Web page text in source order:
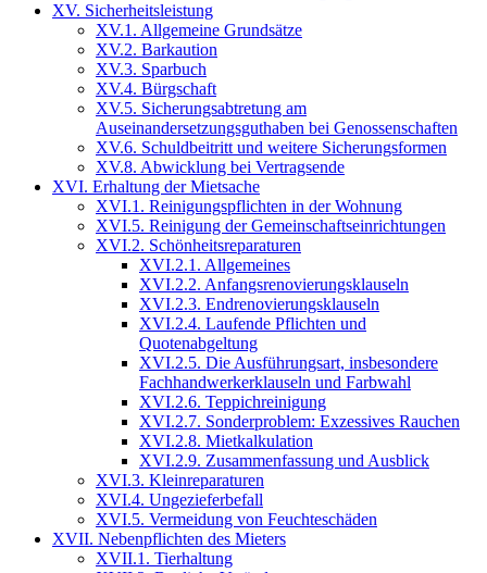
XV. Sicherheitsleistung
XV.1. Allgemeine Grundsätze
XV.2. Barkaution
XV.3. Sparbuch
XV.4. Bürgschaft
XV.5. Sicherungsabtretung am
Auseinandersetzungsguthaben bei Genossenschaften
XV.6. Schuldbeitritt und weitere Sicherungsformen
XV.8. Abwicklung bei Vertragsende
XVI. Erhaltung der Mietsache
XVI.1. Reinigungspflichten in der Wohnung
XVI.5. Reinigung der Gemeinschaftseinrichtungen
XVI.2. Schönheitsreparaturen
XVI.2.1. Allgemeines
XVI.2.2. Anfangsrenovierungsklauseln
XVI.2.3. Endrenovierungsklauseln
XVI.2.4. Laufende Pflichten und
Quotenabgeltung
XVI.2.5. Die Ausführungsart, insbesondere
Fachhandwerkerklauseln und Farbwahl
XVI.2.6. Teppichreinigung
XVI.2.7. Sonderproblem: Exzessives Rauchen
XVI.2.8. Mietkalkulation
XVI.2.9. Zusammenfassung und Ausblick
XVI.3. Kleinreparaturen
XVI.4. Ungezieferbefall
XVI.5. Vermeidung von Feuchteschäden
XVII. Nebenpflichten des Mieters
XVII.1. Tierhaltung